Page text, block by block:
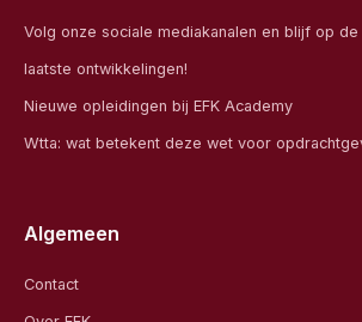
Volg onze sociale mediakanalen en blijf op
laatste ontwikkelingen!
Nieuwe opleidingen bij EFK Academy
Wtta: wat betekent deze wet voor
Algemeen
Contact